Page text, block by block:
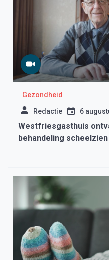
Gezondheid
Redactie 6
Westfriesgasthuis
behandeling scheelzien